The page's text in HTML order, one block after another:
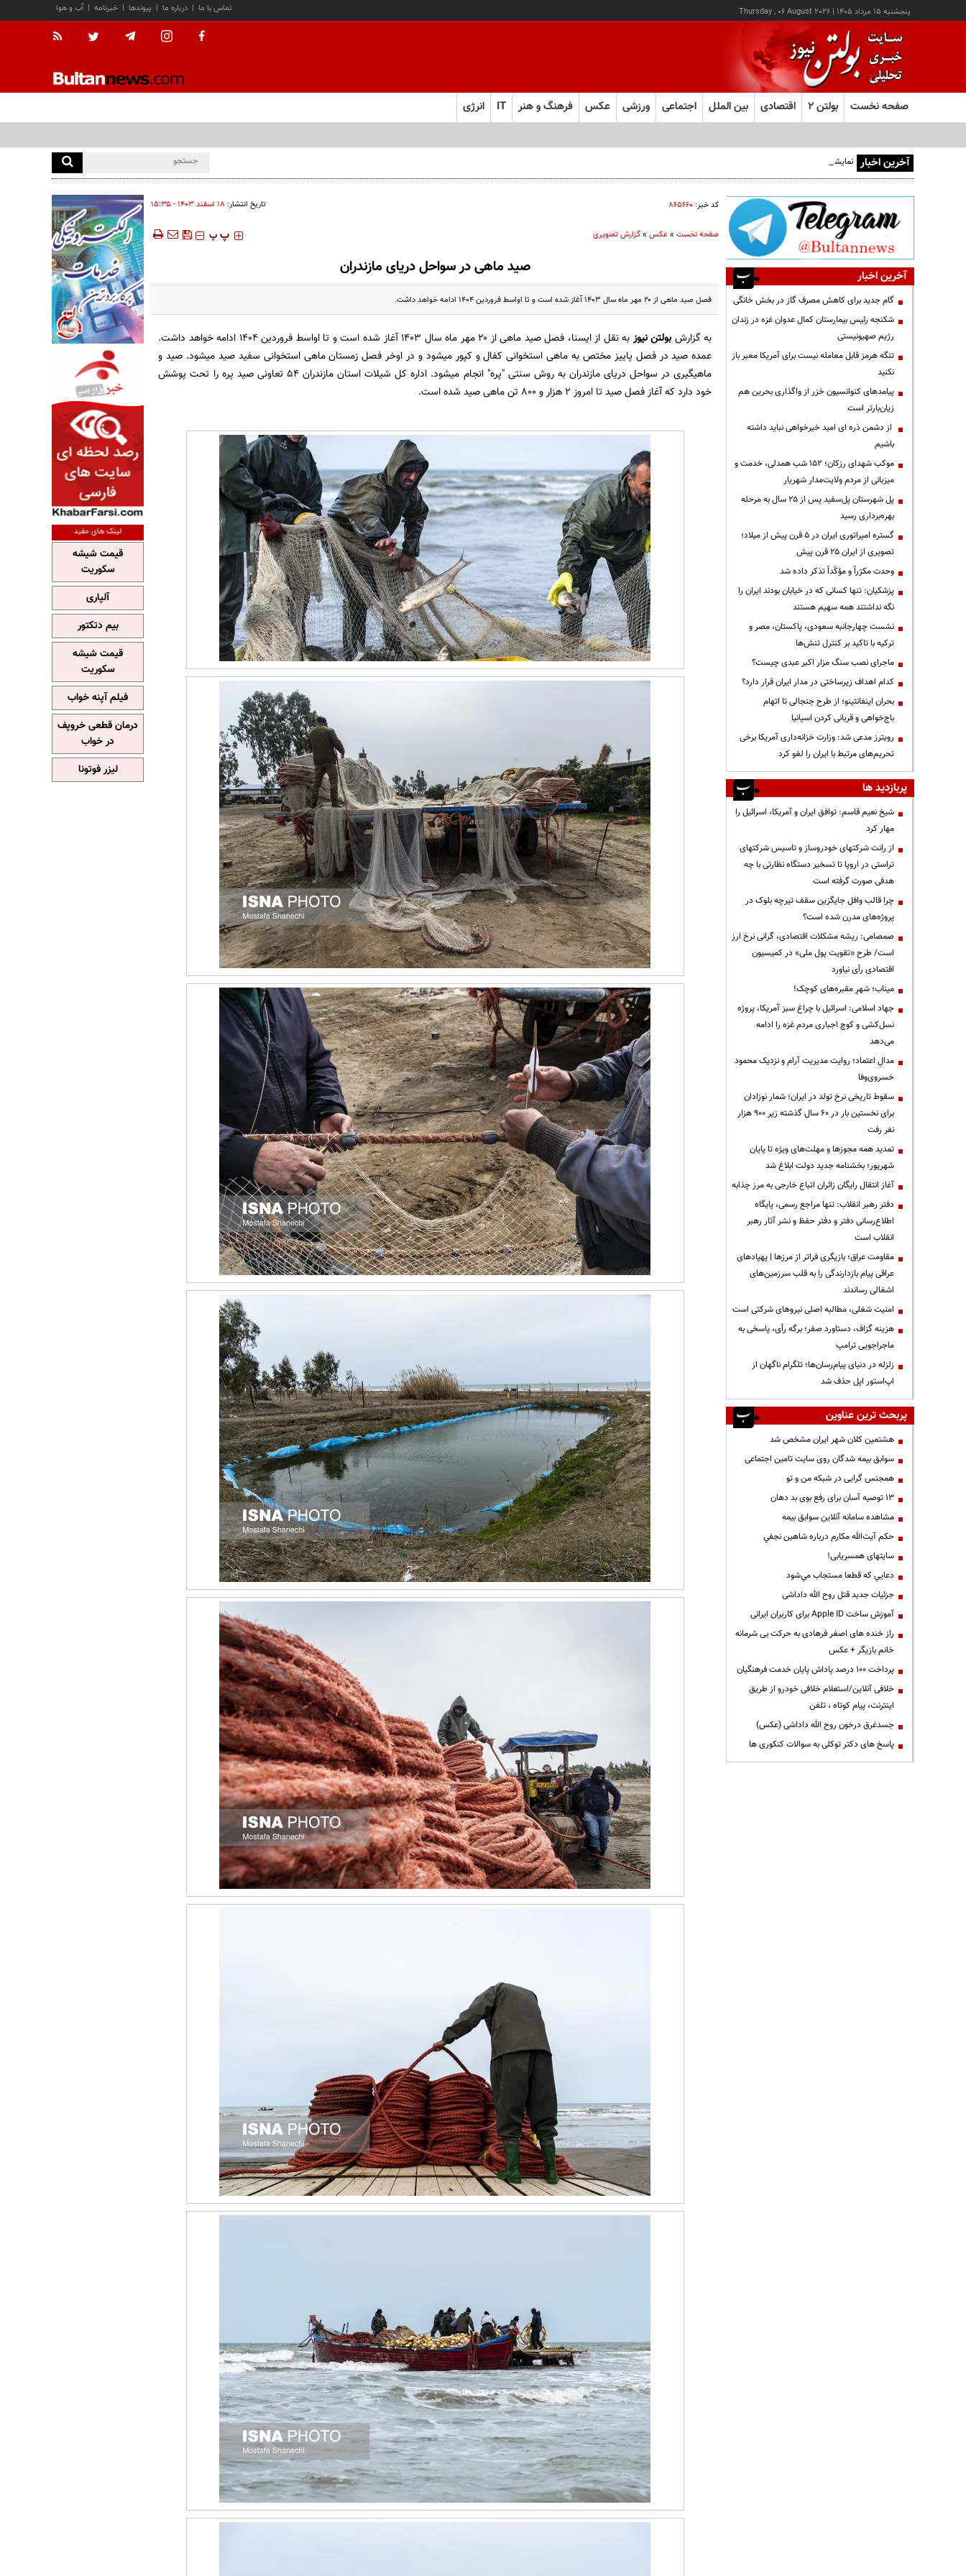
پنجشنبه ۱۵ مرداد ۱۴۰۵ |
Thursday , 06 August 2026 آب و هوا | خبرنامه | پیوندها | درباره ما | تماس با ما
صفحه نخست بولتن ۲ اقتصادی بین الملل اجتماعی ورزشی عکس فرهنگ و هنر IT انرژی
آخرین اخبار نمایشگاه صنایع‌دستی «از ریشه تا امروز» - کرج
کد خبر: ۸۶۵۶۶۰ تاریخ انتشار: ۱۸ اسفند ۱۴۰۳ - ۱۵:۳۵
صفحه نخست»عکس»گزارش تصویری ‍‍‍ پ پ
صید ماهی در سواحل دریای مازندران
فصل صید ماهی از ۲۰ مهر ماه سال ۱۴۰۳ آغاز شده است و تا اواسط فروردین ۱۴۰۴ ادامه خواهد داشت.
به گزارش بولتن نیوز
به نقل از ایسنا، فصل صید ماهی از ۲۰ مهر ماه سال ۱۴۰۳ آغاز شده است و تا اواسط فروردین ۱۴۰۴ ادامه خواهد داشت.
عمده صید در فصل پاییز مختص به ماهی استخوانی کفال و کپور میشود و در اوخر فصل زمستان ماهی استخوانی سفید صید میشود. صید و
ماهیگیری در سواحل دریای مازندران به روش سنتی "پره" انجام میشود. اداره کل شیلات استان مازندران ۵۴ تعاونی صید پره را تحت پوشش
خود دارد که آغاز فصل صید تا امروز ۲ هزار و ۸۰۰ تن ماهی صید شده است.
آخرین اخبار
گام جدید برای کاهش مصرف گاز در بخش خانگی
شکنجه رئیس بیمارستان کمال عدوان غزه در زندان
رژیم صهیونیستی
تنگه هرمز قابل معامله نیست برای آمریکا معبر باز
نکنید
پیامدهای کنوانسیون خزر از واگذاری بحرین هم
زیان‌بارتر است
از دشمن ذره ای امید خیرخواهی نباید داشته
باشیم
موکب شهدای رزکان؛ ۱۵۲ شب همدلی، خدمت و
میزبانی از مردم ولایت‌مدار شهریار
پل شهرستان پل‌سفید پس از ۲۵ سال به مرحله
بهره‌برداری رسید
گستره امپراتوری ایران در ۵ قرن پیش از میلاد؛
تصویری از ایران ۲۵ قرن پیش
وحدت مکرّراً و مؤکّداً تذکر داده شد
پزشکیان: تنها کسانی که در خیابان بودند ایران را
نگه نداشتند همه سهیم هستند
نشست چهارجانبه سعودی، پاکستان، مصر و
ترکیه با تاکید بر کنترل تنش‌ها
ماجرای نصب سنگ مزار اکبر عبدی چیست؟
کدام اهداف زیرساختی در مدار ایران قرار دارد؟
بحران اینفانتینو؛ از طرح جنجالی تا اتهام
باج‌خواهی و قربانی کردن اسپانیا
رویترز مدعی شد: وزارت خزانه‌داری آمریکا برخی
تحریم‌های مرتبط با ایران را لغو کرد
پربازدید ها
شیخ نعیم قاسم: توافق ایران و آمریکا، اسرائیل را
مهار کرد
از رانت‌ شرکتهای خودروساز و تاسیس شرکتهای
تراستی در اروپا تا تسخیر دستگاه نظارتی با چه
هدفی صورت گرفته است
چرا قالب وافل جایگزین سقف تیرچه بلوک در
پروژه‌های مدرن شده است؟
صمصامی: ریشه مشکلات اقتصادی، گرانی نرخ ارز
است/ طرح «تقویت پول ملی» در کمیسیون
اقتصادی رأی نیاورد
میناب؛ شهرِ مقبره‌های کوچک!
جهاد اسلامی: اسرائیل با چراغ سبز آمریکا، پروژه
نسل‌کشی و کوچ اجباری مردم غزه را ادامه
می‌دهد
مدالِ اعتماد؛ روایت مدیریت آرام و نزدیک محمود
خسروی‌وفا
سقوط تاریخی نرخ تولد در ایران؛ شمار نوزادان
برای نخستین بار در ۶۰ سال گذشته زیر ۹۰۰ هزار
نفر رفت
تمدید همه مجوزها و مهلت‌های ویژه تا پایان
شهریور؛ بخشنامه جدید دولت ابلاغ شد
آغاز انتقال رایگان زائران اتباع خارجی به مرز چذابه
دفتر رهبر انقلاب: تنها مراجع رسمی، پایگاه
اطلاع‌رسانی دفتر و دفتر حفظ و نشر آثار رهبر
انقلاب است
مقاومت عراق؛ بازیگری فراتر از مرزها | پهپادهای
عراقی پیام بازدارندگی را به قلب سرزمین‌های
اشغالی رساندند
‌امنیت شغلی، مطالبه اصلی نیروهای شرکتی است
هزینه گزاف، دستاورد صفر؛ برگه رأی، پاسخی به
ماجراجویی ترامپ
زلزله در دنیای پیام‌رسان‌ها؛ تلگرام ناگهان از
اپ‌استور اپل حذف شد
پربحث ترین عناوین
هشتمین کلان شهر ایران مشخص شد
سوابق بیمه شدگان روی سایت تامین اجتماعی
همجنس گرایی در شبکه من و تو
13 توصیه آسان برای رفع بوی بد دهان
مشاهده سامانه آنلاين سوابق بیمه
حكم آيت‌الله مكارم درباره شاهين نجفي
سایتهای همسریابی!
دعايي كه قطعا مستجاب مي‌شود
جزئیات جدید قتل روح الله داداشی
آموزش ساخت Apple ID برای کاربران ایرانی
راز خنده های اصغر فرهادی به حرکت بی شرمانه
خانم بازیگر + عکس
پرداخت ۱۰۰ درصد پاداش پایان خدمت فرهنگیان
خلافی آنلاین/استعلام خلافی خودرو از طریق
اینترنت، پیام کوتاه ، تلفن
جسدغرق درخون روح الله داداشی (عکس)
پاسخ های دکتر توکلی به سوالات کنکوری ها
لینک های مفید
قیمت شیشه
سکوریت
آلپاری
بیم دتکتور
قیمت شیشه
سکوریت
فیلم آپنه خواب
درمان قطعی خروپف
در خواب
لیزر فوتونا